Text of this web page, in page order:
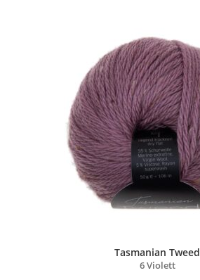
Tasmanian Tweed
6 Violett